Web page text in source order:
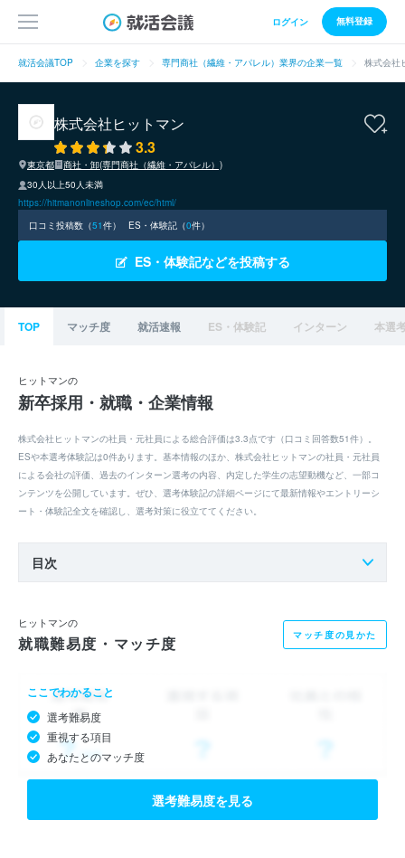
ログイン 無料登録
就活会議TOP 企業を探す 専門商社（繊維・アパレル）業界の企業一覧 株式会社
株式会社ヒットマン
3.3
東京都
商社・卸(専門商社（繊維・アパレル）)
30人以上50人未満
https://hitmanonlineshop.com/ec/html/
口コミ投稿数（51件） ES・体験記（0件）
ES・体験記などを投稿する
TOP マッチ度 就活速報 ES・体験記 インターン 本選
ヒットマンの
新卒採用・就職・企業情報
株式会社ヒットマンの社員・元社員による総合評価は3.3点です（口コミ回答数51件）。
ESや本選考体験記は0件あります。基本情報のほか、株式会社ヒットマンの社員・元社員
による会社の評価、過去のインターン選考の内容、内定した学生の志望動機など、一部コ
ンテンツを公開しています。ぜひ、選考体験記の詳細ページにて最新情報やエントリーシ
ート・体験記全文を確認し、選考対策に役立ててください。
目次
ヒットマンの
就職難易度・マッチ度 マッチ度の見かた
ここでわかること
選考難易度
重視する項目
あなたとのマッチ度
選考難易度を見る